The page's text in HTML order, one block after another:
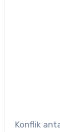
Konflik